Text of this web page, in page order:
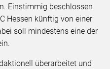
Einstimmig beschlossen
Hessen künftig von einer
soll mindestens eine der
überarbeitet und